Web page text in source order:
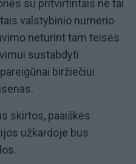
su pritvirtintais ne tai
valstybinio numerio
neturint tam teisės
sustabdyti
biržiečiui
skirtos, paaiškės
užkardoje bus